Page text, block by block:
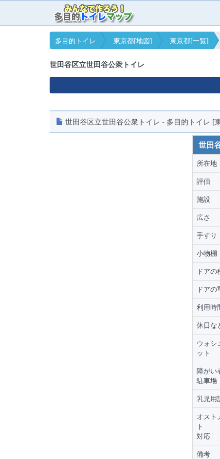
多目的トイレ 東京都[地図] 東京都[一覧]
世田谷区立世田谷公衆トイレ
世田谷区立世田谷公衆トイレ - 多目的トイレ [
世田
所在地
評価
施設
広さ
手すり
小物棚
ドアの
ドアの
利用時
休日な
ウォシ
ット
障がい
駐車場
乳児用
オスト
ト
対応
備考